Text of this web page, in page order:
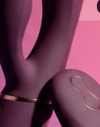
son
las 13:00 horas
que